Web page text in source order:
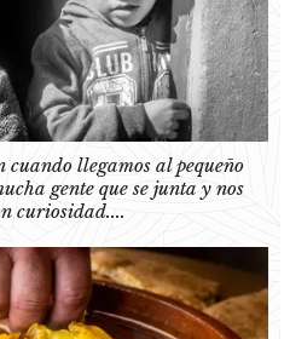
cuando llegamos al pequeño
gente que se junta y nos
curiosidad....